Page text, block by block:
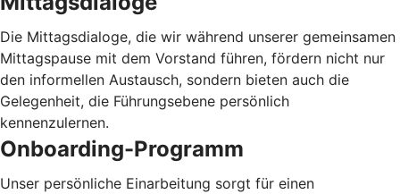
Die Mittagsdialoge, die wir während unserer gemeinsamen
Mittagspause mit dem Vorstand führen, fördern nicht nur
den informellen Austausch, sondern bieten auch die
Gelegenheit, die Führungsebene persönlich
kennenzulernen.
Onboarding-Programm
Unser persönliche Einarbeitung sorgt für einen